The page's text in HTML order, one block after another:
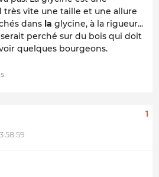
vite une taille et une allure
dans la glycine, à la rigueur...
perché sur du bois qui doit
quelques bourgeons.
1